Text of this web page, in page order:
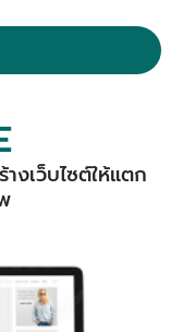
งเว็บไซต์ให้แตก